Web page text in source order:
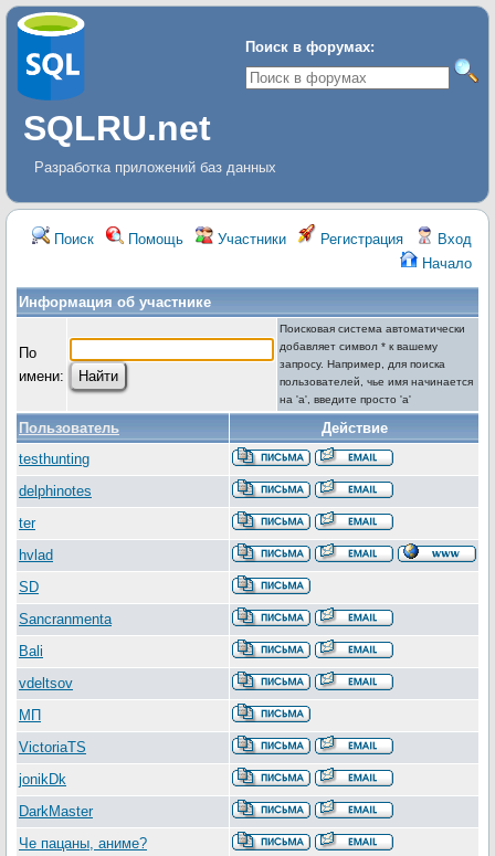
Поиск в форумах:
SQLRU.net
Разработка приложений баз данных
Поиск Помощь Участники Регистрация
Вход
Начало
Информация об участнике
По
имени:
Поисковая система автоматически
добавляет символ * к вашему
запросу. Например, для поиска
пользователей, чье имя начинается
на 'a', введите просто 'a'
Пользователь
Действие
testhunting
delphinotes
ter
hvlad
SD
Sancranmenta
Bali
vdeltsov
МП
VictoriaTS
jonikDk
DarkMaster
Че пацаны, аниме?